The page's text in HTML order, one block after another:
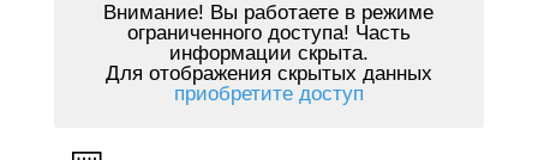
Внимание! Вы работаете в режиме
ограниченного доступа! Часть
информации скрыта.
Для отображения скрытых данных
приобретите доступ